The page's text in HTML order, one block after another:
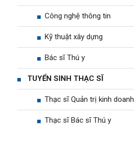
Công nghệ thông tin
Kỹ thuật xây dựng
Bác sĩ Thú y
TUYỂN SINH THẠC SĨ
Thạc sĩ Quản trị kinh doanh
Thạc sĩ Bác sĩ Thú y